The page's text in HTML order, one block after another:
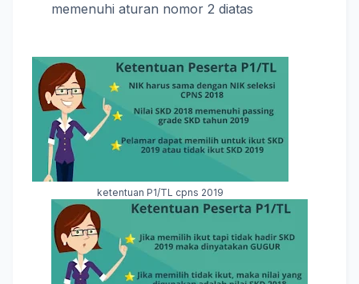
memenuhi aturan nomor 2 diatas
ketentuan P1/TL cpns 2019